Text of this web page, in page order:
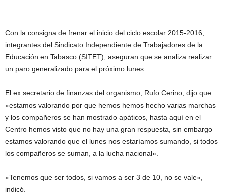
Con la consigna de frenar el inicio del ciclo escolar 2015-2016,
integrantes del Sindicato Independiente de Trabajadores de la
Educación en Tabasco (SITET), aseguran que se analiza realizar
un paro generalizado para el próximo lunes.
El ex secretario de finanzas del organismo, Rufo Cerino, dijo que
«estamos valorando por que hemos hemos hecho varias marchas
y los compañeros se han mostrado apáticos, hasta aquí en el
Centro hemos visto que no hay una gran respuesta, sin embargo
estamos valorando que el lunes nos estaríamos sumando, si todos
los compañeros se suman, a la lucha nacional».
«Tenemos que ser todos, si vamos a ser 3 de 10, no se vale»,
indicó.